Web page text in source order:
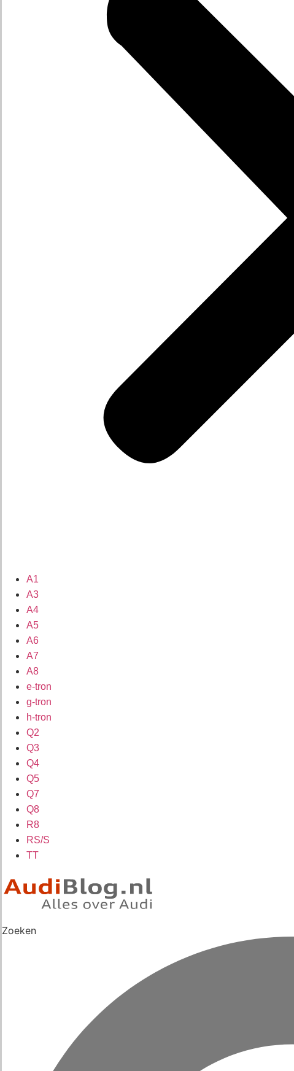
A1
A3
A4
A5
A6
A7
A8
e-tron
g-tron
h-tron
Q2
Q3
Q4
Q5
Q7
Q8
R8
RS/S
TT
Zoeken